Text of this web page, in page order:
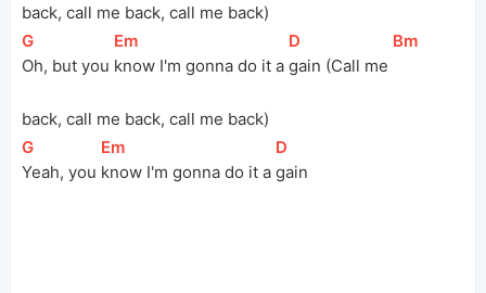
back, call me back, call me back)
[
G
Oh, but you
[Em
know I'm gonna do it a
[D
gain (Call me
[Bm
back, call me back, call me back)
[
G
Yeah, you
[Em
know I'm gonna do it a
[D
gain